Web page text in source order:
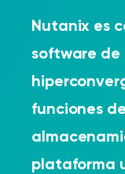
Nutanix es
software
funciones
plataforma